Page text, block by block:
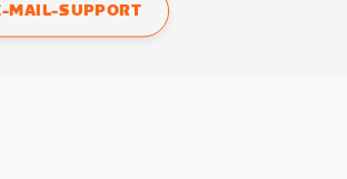
MAIL-SUPPORT